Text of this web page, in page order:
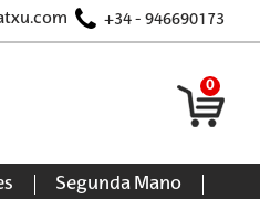
+34 - 946690173
0
Segunda Mano